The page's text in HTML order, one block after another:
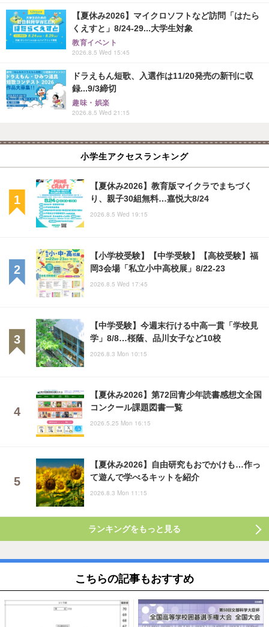
【夏休み2026】マイクロソフトなど訪問「はたら
くえすと」8/24-29...大学生対象
教育イベント
2026.8.5 Wed 15:45
ドラえもん短歌、入選作は11/20発売の新刊に収
録...9/3締切
趣味・娯楽
2026.8.5 Wed 21:15
小学生アクセスランキング
【夏休み2026】教育版マイクラでまちづく
り、親子30組無料…嘉悦大8/24
2026.8.5 Wed 19:15
【小学校受験】【中学受験】【高校受験】福
岡3会場「私立小中高校展」8/22-23
2026.8.5 Wed 17:45
【中学受験】今週末行ける中高一貫「学校見
学」8/8…桜蔭、品川女子など10校
2026.8.3 Mon 10:15
【夏休み2026】第72回青少年読書感想文全国
コンクール課題図書一覧
2026.5.25 Mon 16:15
【夏休み2026】自由研究もおでかけも…作っ
て遊んで学べるキットを紹介
2026.8.3 Mon 11:15
ランキングをもっと見る
こちらの記事もおすすめ